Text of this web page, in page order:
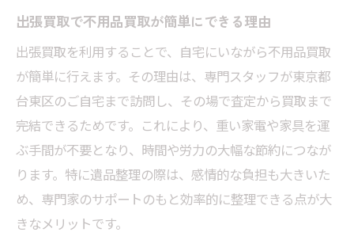
出張買取で不用品買取が簡単にできる理由
出張買取を利用することで、自宅にいながら不用品買取
が簡単に行えます。その理由は、専門スタッフが東京都
台東区のご自宅まで訪問し、その場で査定から買取まで
完結できるためです。これにより、重い家電や家具を運
ぶ手間が不要となり、時間や労力の大幅な節約につなが
ります。特に遺品整理の際は、感情的な負担も大きいた
め、専門家のサポートのもと効率的に整理できる点が大
きなメリットです。